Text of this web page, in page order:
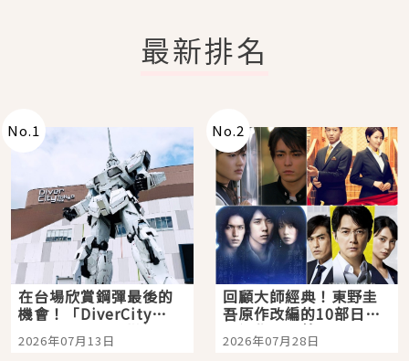
最新排名
No.1
在台場欣賞鋼彈最後的
機會！「DiverCity
Tokyo Plaza」搭船、
購物、美食及夜景，一
2026年07月13日
No.2
回顧大師經典！東野圭
吾原作改編的10部日本
影視作品推薦
2026年07月28日